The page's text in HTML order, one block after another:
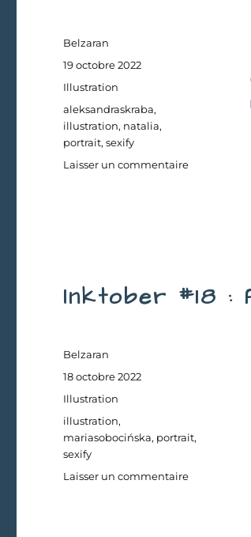
Auteur
Belzaran
Publié
le
19 octobre 2022
Catégories
Illustration
Étiquettes
aleksandraskraba,
illustration, natalia,
portrait,sexify
Laisser un commentairesur
Inktober #18 :
Auteur
Belzaran
Publié
le
18 octobre 2022
Catégories
Illustration
Étiquettes
illustration,
mariasobocińska, portrait,
sexify
Laisser un commentairesur